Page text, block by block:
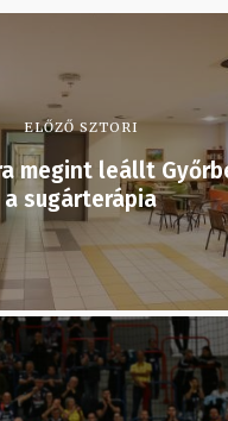
ELŐZŐ SZTORI
megint leállt
a sugárterápia